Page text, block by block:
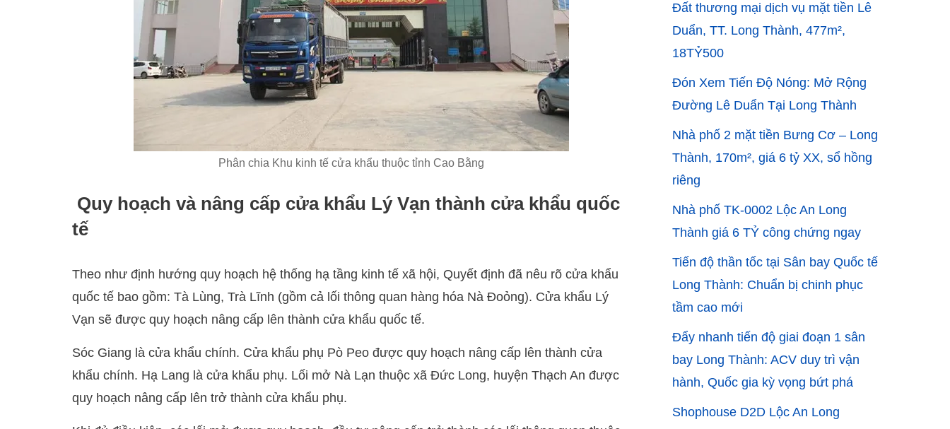
Phân chia Khu kinh tế cửa khẩu thuộc tỉnh Cao Bằng
Quy hoạch và nâng cấp cửa khẩu Lý Vạn thành cửa khẩu quốc
tế
Theo như định hướng quy hoạch hệ thống hạ tầng kinh tế xã hội, Quyết định đã nêu rõ cửa khẩu
quốc tế bao gồm: Tà Lùng, Trà Lĩnh (gồm cả lối thông quan hàng hóa Nà Đoỏng). Cửa khẩu Lý
Vạn sẽ được quy hoạch nâng cấp lên thành cửa khẩu quốc tế.
Sóc Giang là cửa khẩu chính. Cửa khẩu phụ Pò Peo được quy hoạch nâng cấp lên thành cửa
khẩu chính. Hạ Lang là cửa khẩu phụ. Lối mở Nà Lạn thuộc xã Đức Long, huyện Thạch An được
quy hoạch nâng cấp lên trở thành cửa khẩu phụ.
Đất thương mại dịch vụ mặt tiền Lê
Duẩn, TT. Long Thành, 477m²,
18TỶ500
Đón Xem Tiến Độ Nóng: Mở Rộng
Đường Lê Duẩn Tại Long Thành
Nhà phố 2 mặt tiền Bưng Cơ – Long
Thành, 170m², giá 6 tỷ XX, sổ hồng
riêng
Nhà phố TK-0002 Lộc An Long
Thành giá 6 TỶ công chứng ngay
Tiến độ thần tốc tại Sân bay Quốc tế
Long Thành: Chuẩn bị chinh phục
tầm cao mới
Đẩy nhanh tiến độ giai đoạn 1 sân
bay Long Thành: ACV duy trì vận
hành, Quốc gia kỳ vọng bứt phá
Shophouse D2D Lộc An Long